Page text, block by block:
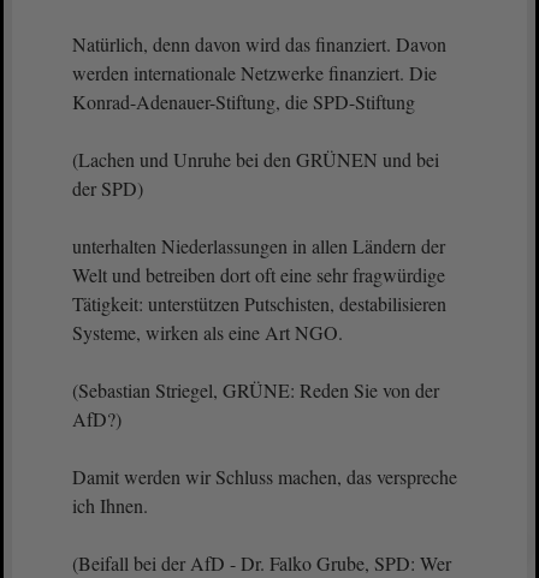
Natürlich, denn davon wird das finanziert. Davon
werden internationale Netzwerke finanziert. Die
Konrad-Adenauer-Stiftung, die SPD-Stiftung
(Lachen und Unruhe bei den GRÜNEN und bei
der SPD)
unterhalten Niederlassungen in allen Ländern der
Welt und betreiben dort oft eine sehr fragwürdige
Tätigkeit: unterstützen Putschisten, destabilisieren
Systeme, wirken als eine Art NGO.
(Sebastian Striegel, GRÜNE: Reden Sie von der
AfD?)
Damit werden wir Schluss machen, das verspreche
ich Ihnen.
(Beifall bei der AfD - Dr. Falko Grube, SPD: Wer